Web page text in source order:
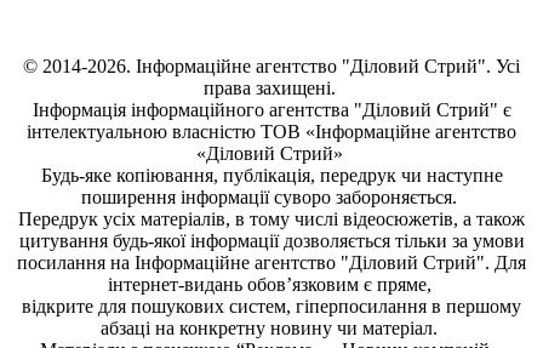
© 2014-2026. Інформаційне агентство "Діловий Стрий". Усі
права захищені.
Інформація інформаційного агентства "Діловий Стрий" є
інтелектуальною власністю ТОВ «Інформаційне агентство
«Діловий Стрий»
Будь-яке копiювання, публiкацiя, передрук чи наступне
поширення iнформацiї суворо забороняється.
Передрук усіх матеріалів, в тому числі відеосюжетів, а також
цитування будь-якої інформації дозволяється тільки за умови
посилання на Інформаційне агентство "Діловий Стрий". Для
інтернет-видань обов’язковим є пряме,
відкрите для пошукових систем, гіперпосилання в першому
абзаці на конкретну новину чи матеріал.